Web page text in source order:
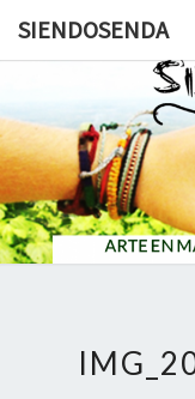
SIENDOSENDA